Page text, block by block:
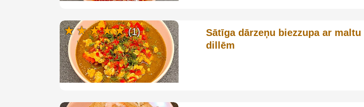
Sātīga dārzeņu biezzupa ar
dillēm
(1)